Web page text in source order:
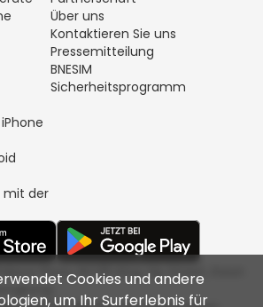
mit der
Über uns
Kontaktieren Sie uns
Pressemitteilung
BNESIM
Sicherheitsprogramm
Plaza, NO:55 King Yip Street, Kwun
Cookies und andere
um Ihr Surferlebnis für